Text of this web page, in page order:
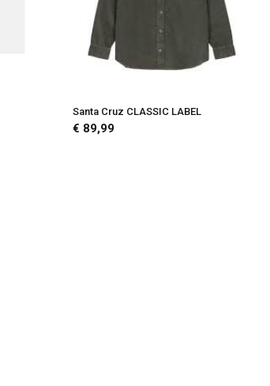
Santa Cruz CLASSIC LABEL
€ 89,99